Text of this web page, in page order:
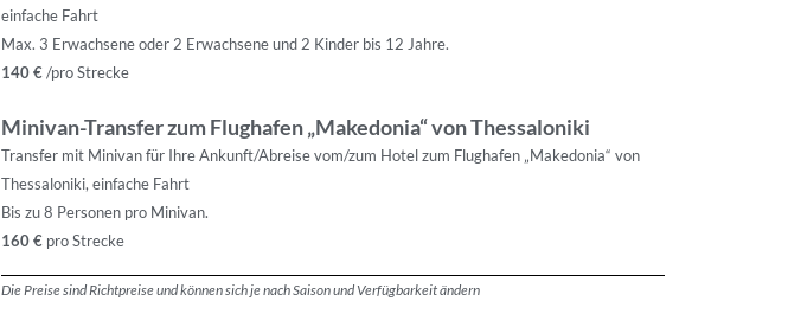
einfache Fahrt
Max. 3 Erwachsene oder 2 Erwachsene und 2 Kinder bis 12 Jahre.
140 €/pro Strecke
Minivan-Transfer zum Flughafen „Makedonia“ von Thessaloniki
Transfer mit Minivan für Ihre Ankunft/Abreise vom/zum Hotel zum Flughafen „Makedonia“ von
Thessaloniki, einfache Fahrt
Bis zu 8 Personen pro Minivan.
160 € pro Strecke
Die Preise sind Richtpreise und können sich je nach Saison und Verfügbarkeit ändern